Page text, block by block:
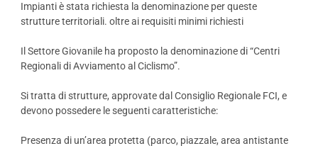
Impianti è stata richiesta la denominazione per queste
strutture territoriali. oltre ai requisiti minimi richiesti
Il Settore Giovanile ha proposto la denominazione di “Centri
Regionali di Avviamento al Ciclismo”.
Si tratta di strutture, approvate dal Consiglio Regionale FCI, e
devono possedere le seguenti caratteristiche:
Presenza di un’area protetta (parco, piazzale, area antistante